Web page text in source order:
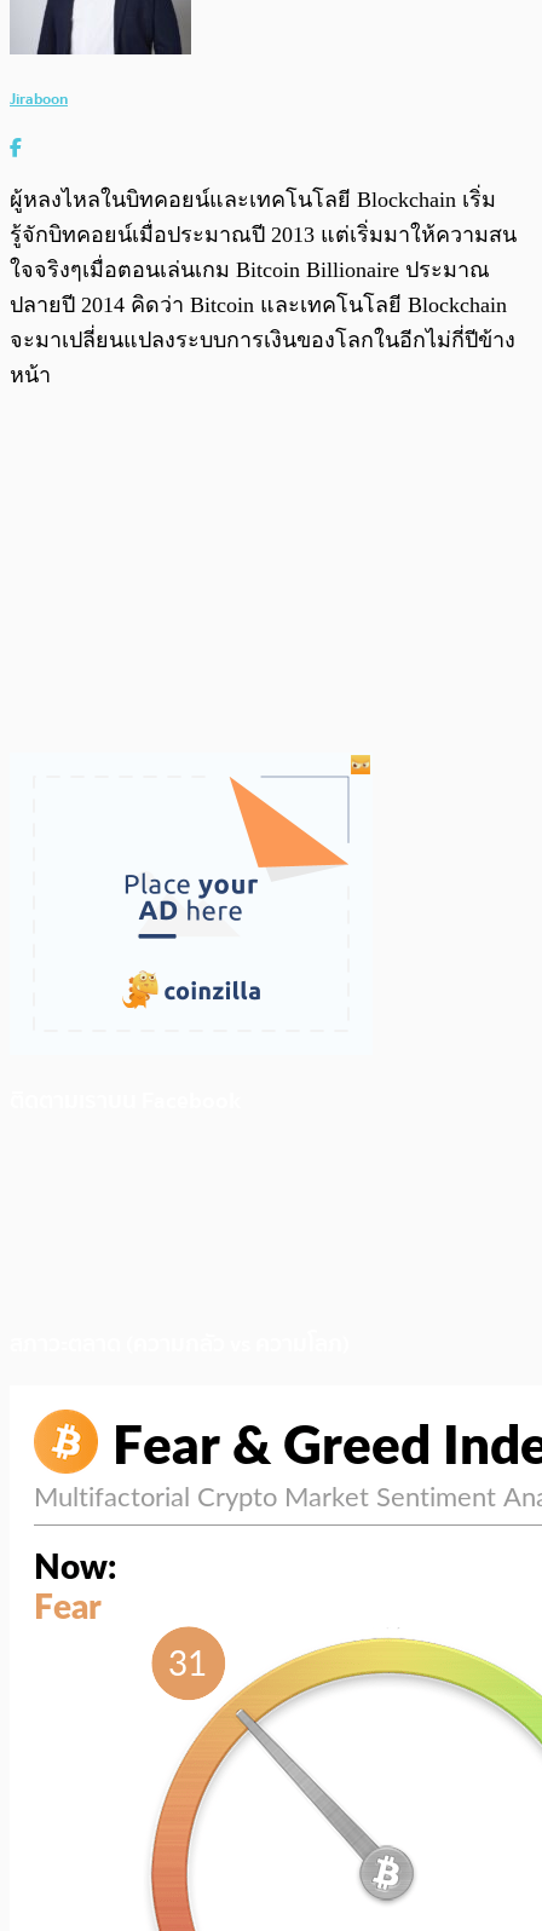
Jiraboon
ผู้หลงไหลในบิทคอยน์และเทคโนโลยี Blockchain เริ่ม
รู้จักบิทคอยน์เมื่อประมาณปี 2013 แต่เริ่มมาให้ความสน
ใจจริงๆเมื่อตอนเล่นเกม Bitcoin Billionaire ประมาณ
ปลายปี 2014 คิดว่า Bitcoin และเทคโนโลยี Blockchain
จะมาเปลี่ยนแปลงระบบการเงินของโลกในอีกไม่กี่ปีข้าง
หน้า